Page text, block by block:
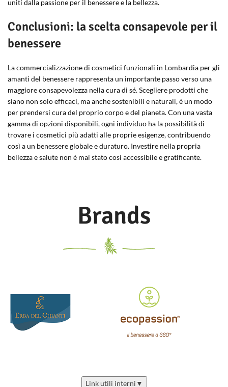
uniti dalla passione per il benessere e la bellezza.
Conclusioni: la scelta consapevole per il
benessere
La commercializzazione di cosmetici funzionali in Lombardia per gli
amanti del benessere rappresenta un importante passo verso una
maggiore consapevolezza nella cura di sé. Scegliere prodotti che
siano non solo efficaci, ma anche sostenibili e naturali, è un modo
per prendersi cura del proprio corpo e del pianeta. Con una vasta
gamma di opzioni disponibili, ogni individuo ha la possibilità di
trovare i cosmetici più adatti alle proprie esigenze, contribuendo
così a un benessere globale e duraturo. Investire nella propria
bellezza e salute non è mai stato così accessibile e gratificante.
Brands
Link utili interni ▼